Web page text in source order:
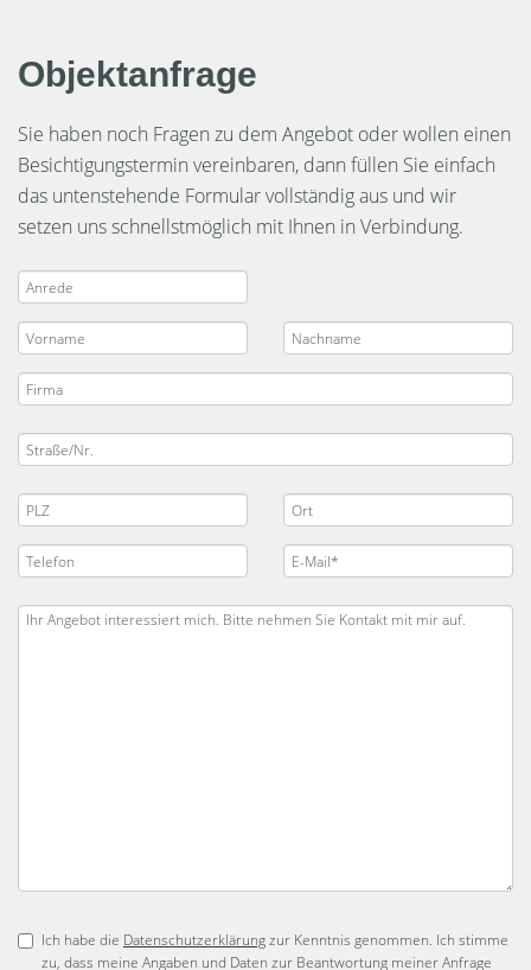
Objektanfrage
Sie haben noch Fragen zu dem Angebot oder wollen einen
Besichtigungstermin vereinbaren, dann füllen Sie einfach
das untenstehende Formular vollständig aus und wir
setzen uns schnellstmöglich mit Ihnen in Verbindung.
Ich habe die Datenschutzerklärungzur Kenntnis genommen. Ich stimme
zu, dass meine Angaben und Daten zur Beantwortung meiner Anfrage